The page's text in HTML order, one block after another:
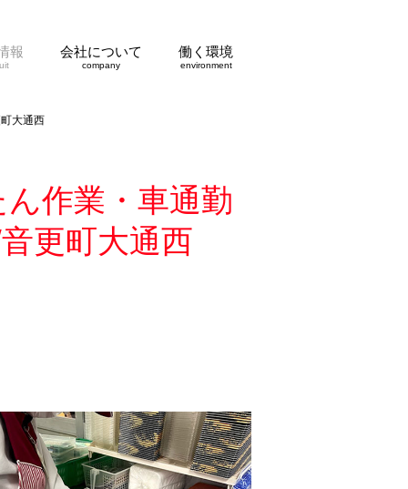
報 会社について
company
働く環境
environment
大通西
作業・車通勤
更町大通西